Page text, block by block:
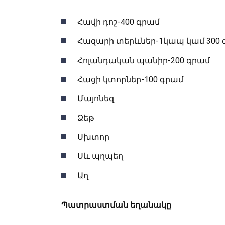
Հավի դոշ-400 գրամ
Հազարի տերևներ-1կապ կամ 300
Հոլանդական պանիր-200 գրամ
Հացի կտորներ-100 գրամ
Մայոնեզ
Ձեթ
Սխտոր
Սև պղպեղ
Աղ
Պատրաստման եղանակը